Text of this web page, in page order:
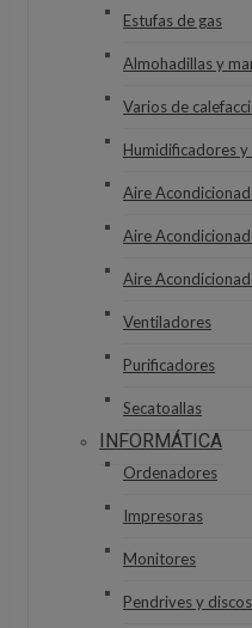
Estufas de gas
Almohadillas y
Varios de
Humidificadores
Aire
Aire
Aire
Ventiladores
Purificadores
Secatoallas
INFORMÁTICA
Ordenadores
Impresoras
Monitores
Pendrives y